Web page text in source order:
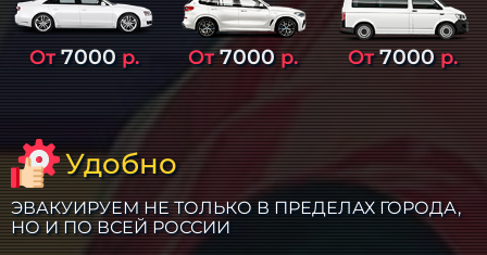
От7000р. От7000р. От7000р.
Удобно
ЭВАКУИРУЕМ НЕ ТОЛЬКО В ПРЕДЕЛАХ ГОРОДА,
НО И ПО ВСЕЙ РОССИИ